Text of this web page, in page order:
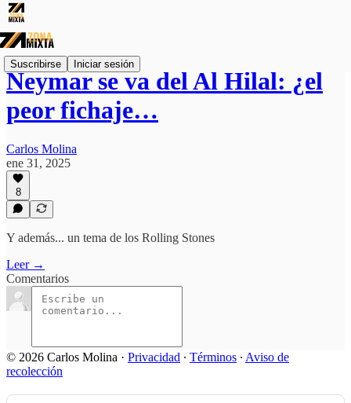
Suscribirse Iniciar sesión
Neymar se va del Al Hilal: ¿el
peor fichaje…
Carlos Molina
ene 31, 2025
8
Y además... un tema de los Rolling Stones
Leer →
Comentarios
© 2026 Carlos Molina · Privacidad ∙ Términos ∙ Aviso de
recolección